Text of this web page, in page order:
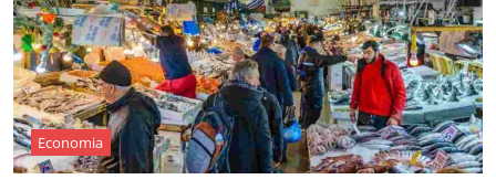
Economia